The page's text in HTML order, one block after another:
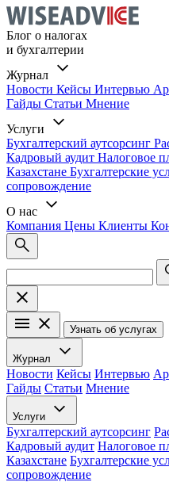
Блог о налогах
и бухгалтерии
Журнал
Новости Кейсы Интервью
Гайды Статьи Мнение
Услуги
Бухгалтерский аутсорсинг
Кадровый аудит Налоговое
Казахстане Бухгалтерские
сопровождение
О нас
Компания Цены Клиенты
Узнать об услугах
Журнал
Новости Кейсы Интервью
Гайды Статьи Мнение
Услуги
Бухгалтерский аутсорсинг
Кадровый аудит Налоговое
Казахстане Бухгалтерские
сопровождение